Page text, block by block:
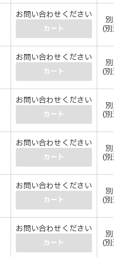
お問い合わせください
カート
別途
(別途
お問い合わせください
カート
別途
(別途
お問い合わせください
カート
別途
(別途
お問い合わせください
カート
別途
(別途
お問い合わせください
カート
別途
(別途
お問い合わせください
カート
別途
(別途